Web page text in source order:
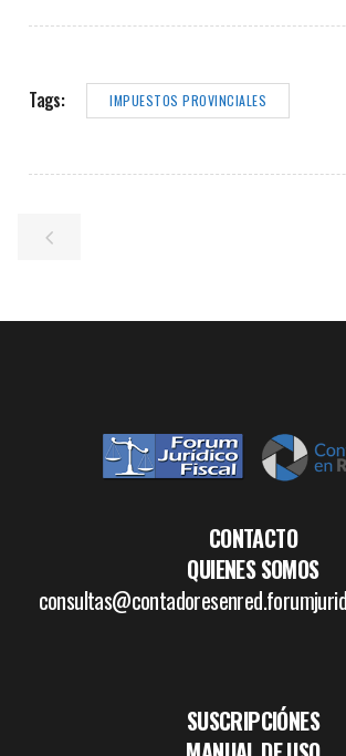
Tags: IMPUESTOS PROVINCIALES
CONTACTO
QUIENES SOMOS
SUSCRIPCIÓNES